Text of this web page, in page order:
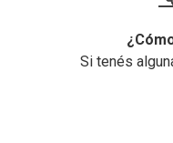
Si tenés